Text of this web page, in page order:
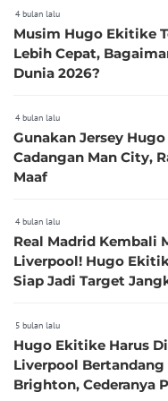
4 bulan lalu
Musim Hugo Ekitike
Lebih Cepat,
Dunia 2026?
4 bulan lalu
Gunakan Jersey
Cadangan Man City,
Maaf
4 bulan lalu
Real Madrid Kembali
Liverpool! Hugo
Siap Jadi Target
5 bulan lalu
Hugo Ekitike Harus
Liverpool Bertandang
Brighton, Cederanya